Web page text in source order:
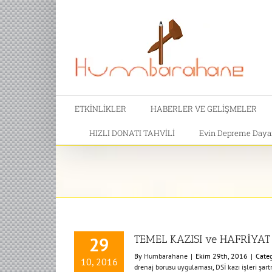
ETKİNLİKLER HABERLER VE GELİŞMELER
HIZLI DONATI TAHVİLİ Evin Depreme
29
10, 2016
TEMEL KAZISI ve
By Humbarahane | Ekim 29th, 2016 |
drenaj borusu uygulaması, DSİ kazı işleri